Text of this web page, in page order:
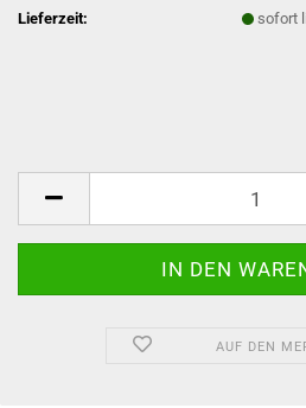
Lieferzeit: sofort
AUF DEN